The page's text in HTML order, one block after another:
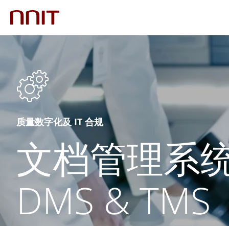
质量数字化及 IT 合规
文档管理系
DMS & TMS